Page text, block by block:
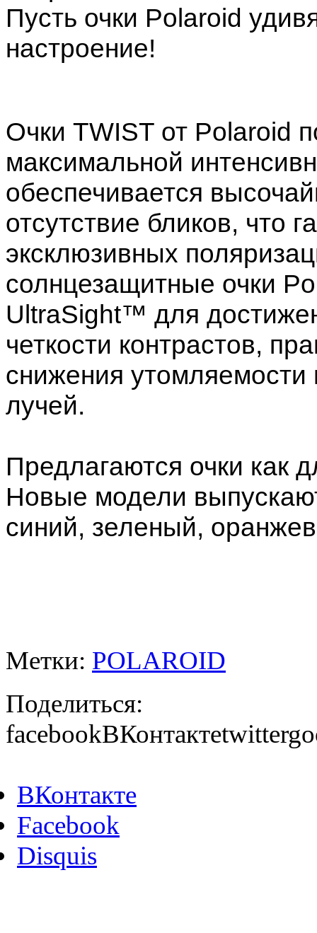
Пусть очки Polaroid
настроение!
Очки TWIST от Polaroid
максимальной
обеспечивается
отсутствие бликов, что
эксклюзивных
солнцезащитные очки
UltraSight™ для
четкости контрастов,
снижения
лучей.
Предлагаются очки как
Новые модели
синий, зеленый,
Метки: POLAROID
Поделиться:
facebookВКонтактеtwitter
ВКонтакте
Facebook
Disquis